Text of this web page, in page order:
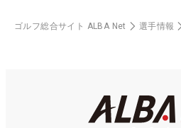
ゴルフ総合サイト ALBA Net 選手情報